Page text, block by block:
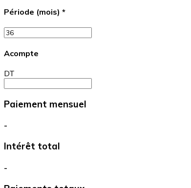
Période (mois) *
Acompte
DT
Paiement mensuel
-
Intérêt total
-